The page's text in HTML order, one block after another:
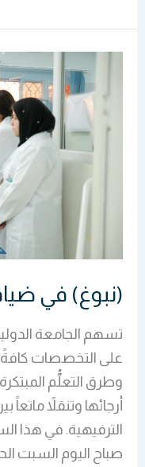
(نبوغ) في
تسهم الجامعة
على التخصصات كافةً،
وطرق التعلُّم
أرجائها وتنقلاً ماتعاً
الترفيهية. في هذا
ضيافة
الدولية